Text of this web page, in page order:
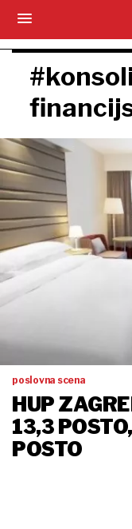
poslovna scena
HUP
13,3
POSTO